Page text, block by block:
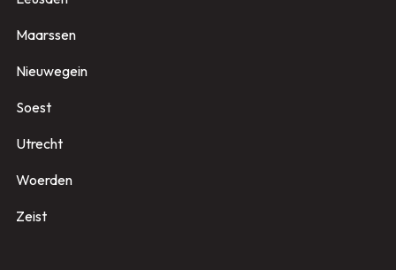
Maarssen
Nieuwegein
Soest
Utrecht
Woerden
Zeist